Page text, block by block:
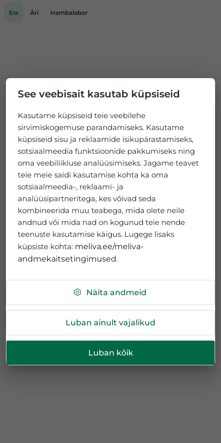
See veebisait kasutab küpsiseid
Kasutame küpsiseid teie veebilehe
sirvimiskogemuse parandamiseks. Kasutame
küpsiseid sisu ja reklaamide isikupärastamiseks,
sotsiaalmeedia funktsioonide pakkumiseks ning
oma veebiliikluse analüüsimiseks. Jagame teavet
teie meie saidi kasutamise kohta ka oma
sotsiaalmeedia-, reklaami- ja
analüüsipartneritega, kes võivad seda
kombineerida muu teabega, mida olete neile
andnud või mida nad on kogunud teie nende
teenuste kasutamise käigus. Lugege lisaks
küpsiste kohta: meliva.ee/meliva-
andmekaitsetingimused.
Näita andmeid
Luban ainult vajalikud
Luban kõik
Era Äri Hambalabor